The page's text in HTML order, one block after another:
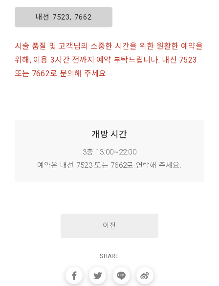
내선 7523, 7662
시술 품질 및 고객님의 소중한 시간을 위한 원활한 예약을
위해, 이용 3시간 전까지 예약 부탁드립니다. 내선 7523
또는 7662로 문의해 주세요.
개방 시간
3층 13:00~22:00
예약은 내선 7523 또는 7662로 연락해 주세요.
이전
SHARE